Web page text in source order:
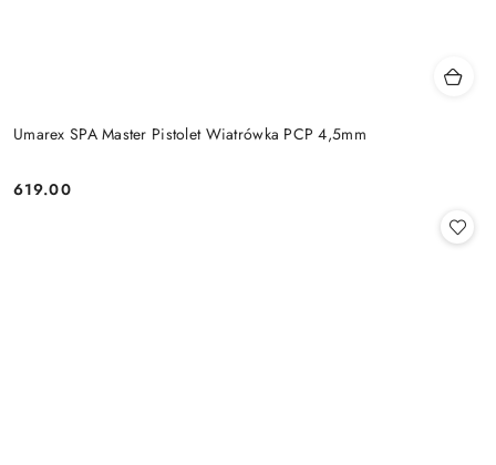
Umarex SPA Master Pistolet Wiatrówka PCP 4,5mm
Cena:
619.00